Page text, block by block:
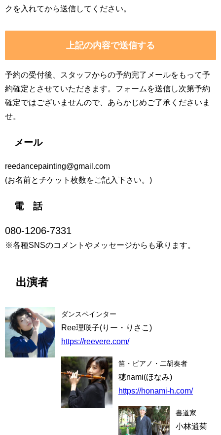
クを入れてから送信してください。
予約の受付後、スタッフからの予約完了メールをもって予
約確定とさせていただきます。フォームを送信し次第予約
確定ではございませんので、あらかじめご了承くださいま
せ。
メール
reedancepainting@gmail.com
(お名前とチケット枚数をご記入下さい。)
電 話
080-1206-7331
※各種SNSのコメントやメッセージからも承ります。
出演者
ダンスペインター
Ree理咲子(りー・りさこ)
https://reevere.com/
笛・ピアノ・二胡奏者
穂nami(ほなみ)
https://honami-h.com/
書道家
小林逍菊